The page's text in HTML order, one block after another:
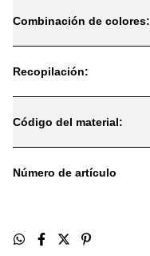
Combinación de colores:
Recopilación:
Código del material:
Número de artículo